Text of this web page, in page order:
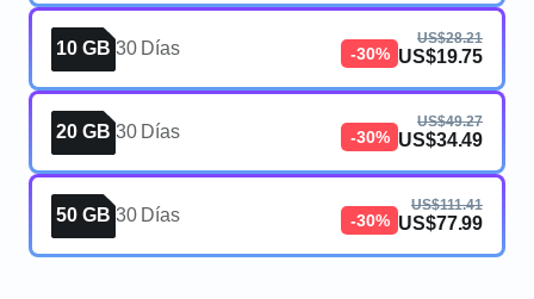
10 GB 30 Días -30%
US$28.21
US$19.75
20 GB 30 Días -30%
US$49.27
US$34.49
50 GB 30 Días -30%
US$111.41
US$77.99